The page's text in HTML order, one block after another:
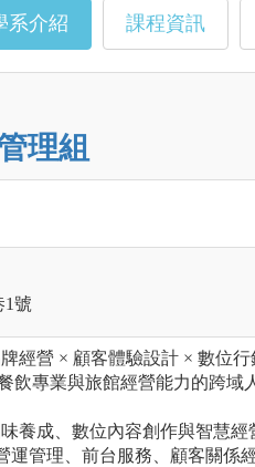
系介紹 課程資訊
理組
1號
經營 × 顧客體驗設計 × 數位行
飲專業與旅館經營能力的跨域
養成、數位內容創作與智慧經
運管理、前台服務、顧客關係